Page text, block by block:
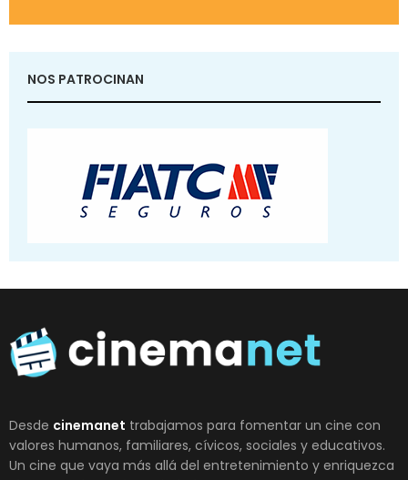
NOS PATROCINAN
Desde cinemanet trabajamos para fomentar un cine con
valores humanos, familiares, cívicos, sociales y educativos.
Un cine que vaya más allá del entretenimiento y enriquezca